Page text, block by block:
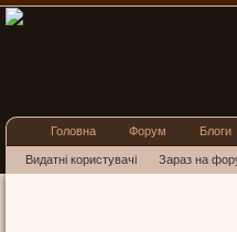
Головна Форум Блоги
Видатні користувачі Зараз на